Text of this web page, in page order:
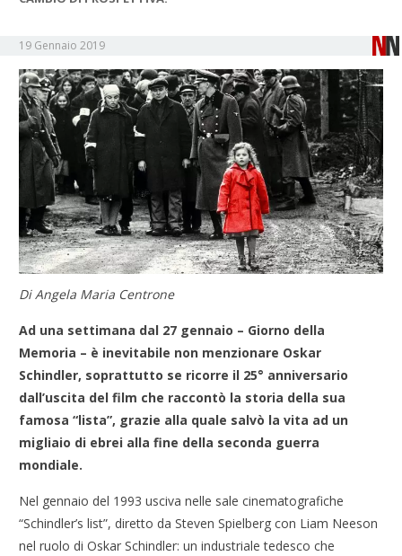
19 Gennaio 2019
Di Angela Maria Centrone
Ad una settimana dal 27 gennaio – Giorno della
Memoria – è inevitabile non menzionare Oskar
Schindler, soprattutto se ricorre il 25° anniversario
dall’uscita del film che raccontò la storia della sua
famosa “lista”, grazie alla quale salvò la vita ad un
migliaio di ebrei alla fine della seconda guerra
mondiale.
Nel gennaio del 1993 usciva nelle sale cinematografiche
“Schindler’s list”, diretto da Steven Spielberg con Liam Neeson
nel ruolo di Oskar Schindler: un industriale tedesco che